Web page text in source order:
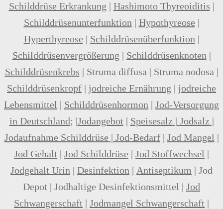
Schilddrüse Erkrankung | Hashimoto Thyreoiditis |
Schilddrüsenunterfunktion | Hypothyreose |
Hyperthyreose | Schilddrüsenüberfunktion |
Schilddrüsenvergrößerung | Schilddrüsenknoten |
Schilddrüsenkrebs | Struma diffusa | Struma nodosa |
Schilddrüsenkropf | jodreiche Ernährung | jodreiche
Lebensmittel | Schilddrüsenhormon | Jod-Versorgung
in Deutschland; |Jodangebot | Speisesalz| Jodsalz|
Jodaufnahme Schilddrüse | Jod-Bedarf| Jod Mangel |
Jod Gehalt | Jod Schilddrüse | Jod Stoffwechsel |
Jodgehalt Urin | Desinfektion | Antiseptikum | Jod
Depot | Jodhaltige Desinfektionsmittel | Jod
Schwangerschaft | Jodmangel Schwangerschaft |